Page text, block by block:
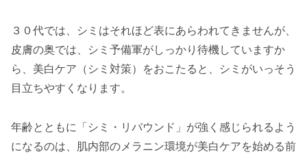
３０代では、シミはそれほど表にあらわれてきませんが、
皮膚の奥では、シミ予備軍がしっかり待機していますか
ら、美白ケア（シミ対策）をおこたると、シミがいっそう
目立ちやすくなります。
年齢とともに「シミ・リバウンド」が強く感じられるよう
になるのは、肌内部のメラニン環境が美白ケアを始める前